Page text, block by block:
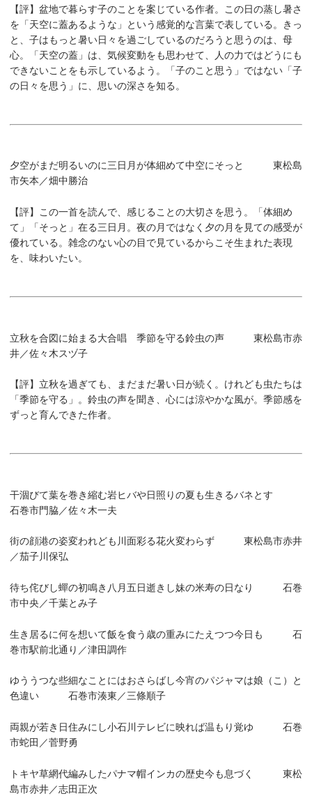
【評】 盆地で暮らす子のことを案じている作者。この日の蒸し暑さ
を「天空に蓋あるような」という感覚的な言葉で表している。きっ
と、子はもっと暑い日々を過ごしているのだろうと思うのは、母
心。「天空の蓋」は、気候変動をも思わせて、人の力ではどうにも
できないことをも示しているよう。「子のこと思う」ではない「子
の日々を思う」に、思いの深さを知る。
夕空がまだ明るいのに三日月が体細めて中空にそっと 東松島
市矢本／畑中勝治
【評】 この一首を読んで、感じることの大切さを思う。「体細め
て」「そっと」在る三日月。夜の月ではなく夕の月を見ての感受が
優れている。雑念のない心の目で見ているからこそ生まれた表現
を、味わいたい。
立秋を合図に始まる大合唱 季節を守る鈴虫の声 東松島市赤
井／佐々木スヅ子
【評】 立秋を過ぎても、まだまだ暑い日が続く。けれども虫たちは
「季節を守る」。鈴虫の声を聞き、心には涼やかな風が。季節感を
ずっと育んできた作者。
干涸びて葉を巻き縮む岩ヒバや日照りの夏も生きるバネとす
石巻市門脇／佐々木一夫
街の顔港の姿変われども川面彩る花火変わらず 東松島市赤井
／茄子川保弘
待ち侘びし蟬の初鳴き八月五日逝きし妹の米寿の日なり 石巻
市中央／千葉とみ子
生き居るに何を想いて飯を食う歳の重みにたえつつ今日も 石
巻市駅前北通り／津田調作
ゆううつな些細なことにはおさらばし今宵のパジャマは娘（こ）と
色違い 石巻市湊東／三條順子
両親が若き日住みにし小石川テレビに映れば温もり覚ゆ 石巻
市蛇田／菅野勇
トキヤ草網代編みしたパナマ帽インカの歴史今も息づく 東松
島市赤井／志田正次